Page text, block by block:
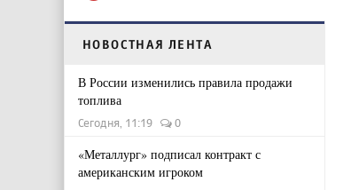
НОВОСТНАЯ ЛЕНТА
В России изменились правила продажи
топлива
Сегодня, 11:19 0
«Металлург» подписал контракт с
американским игроком